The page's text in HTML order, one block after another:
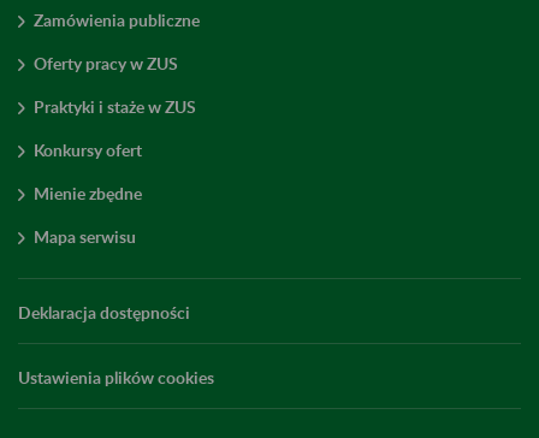
Zamówienia publiczne
Oferty pracy w ZUS
Praktyki i staże w ZUS
Konkursy ofert
Mienie zbędne
Mapa serwisu
Deklaracja dostępności
Ustawienia plików cookies